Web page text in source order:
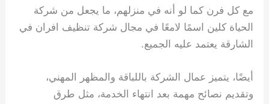
مع كل فرن كما لو أنه في منزلهم، ما يجعل من شركة
الحياة كلين اسمًا لامعًا في مجال شركة تنظيف افران في
الشارقة يعتمد عليه الجميع.
أيضًا، يتميز عمال الشركة باللباقة والمظهر المهني،
وتقديم نصائح مهمة بعد انتهاء الخدمة، مثل طرق